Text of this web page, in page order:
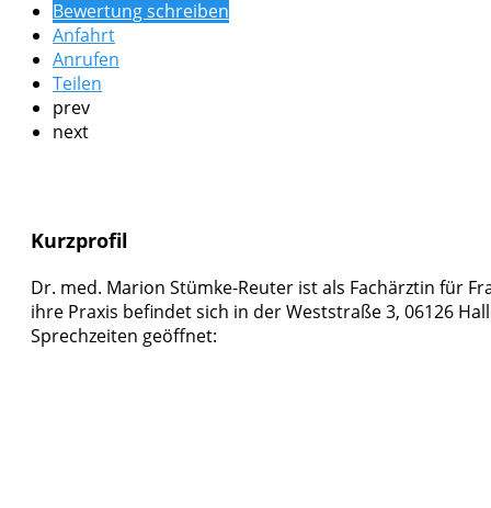
Bewertung schreiben
Anfahrt
Anrufen
Teilen
prev
next
Kurzprofil
Dr. med. Marion Stümke-Reuter ist als Fachärztin für
ihre Praxis befindet sich in der Weststraße 3, 06126
Sprechzeiten geöffnet: